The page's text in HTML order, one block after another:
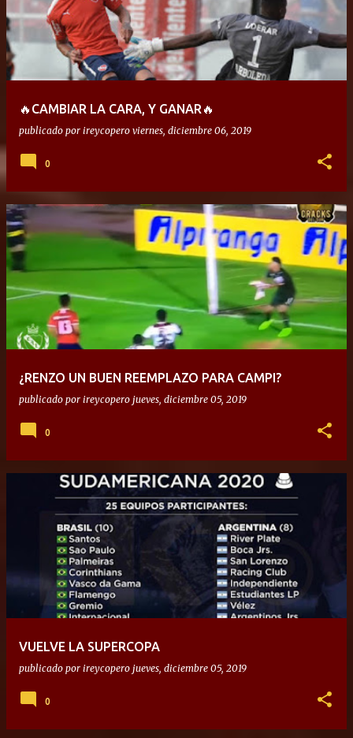
🔥CAMBIAR LA CARA, Y GANAR🔥
publicado por ireycopero viernes, diciembre 06, 2019
0
¿RENZO UN BUEN REEMPLAZO PARA CAMPI?
publicado por ireycopero jueves, diciembre 05, 2019
0
VUELVE LA SUPERCOPA
publicado por ireycopero jueves, diciembre 05, 2019
0